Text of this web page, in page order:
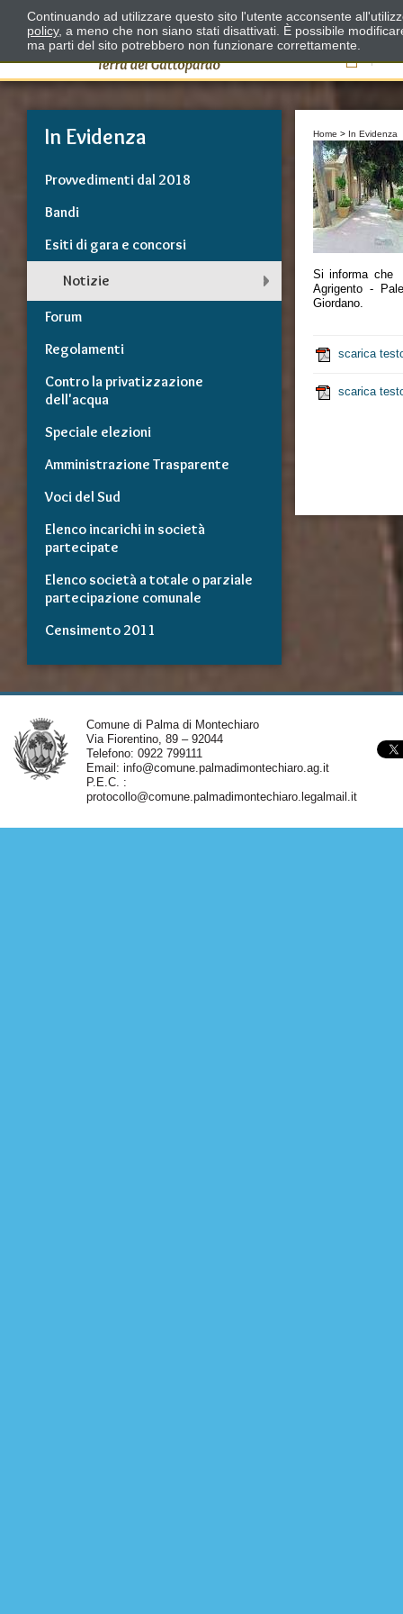
Il
In Evidenza
Provvedimenti dal 2018
Bandi
Esiti di gara e concorsi
Notizie
Forum
Regolamenti
Contro la privatizzazione
dell'acqua
Speciale elezioni
Amministrazione Trasparente
Voci del Sud
Elenco incarichi in società
partecipate
Elenco società a totale o parziale
partecipazione comunale
Censimento 2011
Home > In Evidenza
Si informa che
Agrigento -
Giordano.
scarica
scarica
Comune di Palma di Montechiaro
Via Fiorentino, 89 – 92044
Telefono: 0922 799111
Email: info@comune.palmadimontechiaro.ag.it
P.E.C. :
protocollo@comune.palmadimontechiaro.legalmail.it
Continuando ad utilizzare questo sito l'utente acconsente
policy, a meno che non siano stati disattivati. È possibile
ma parti del sito potrebbero non funzionare correttamente.